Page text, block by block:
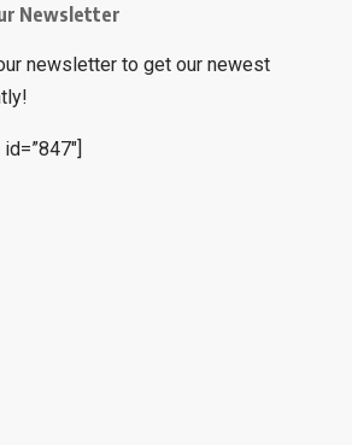
Newsletter
newsletter to get our newest